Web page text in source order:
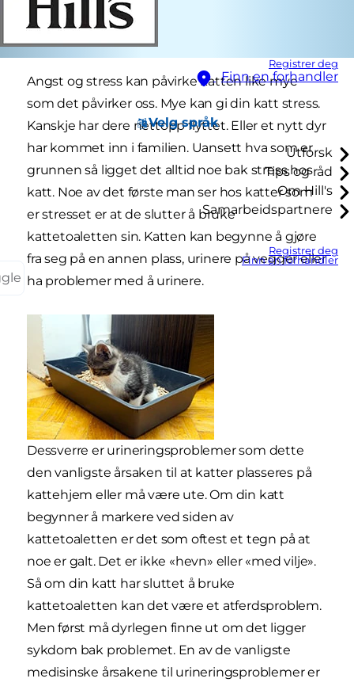
Registrer deg
Finn en forhandler
Velg språk
Utforsk
Tips og råd
Om Hill's
Samarbeidspartnere
Registrer deg
Finn en forhandler
Angst og stress kan påvirke katten like mye
som det påvirker oss. Mye kan gi din katt stress.
Kanskje har dere nettopp flyttet. Eller et nytt dyr
har kommet inn i familien. Uansett hva som er
grunnen så ligget det alltid noe bak stress hos
katt. Noe av det første man ser hos katter som
er stresset er at de slutter å bruke
kattetoaletten sin. Katten kan begynne å gjøre
fra seg på en annen plass, urinere på vegger eller
ha problemer med å urinere.
Dessverre er urineringsproblemer som dette
den vanligste årsaken til at katter plasseres på
kattehjem eller må være ute. Om din katt
begynner å markere ved siden av
kattetoaletten er det som oftest et tegn på at
noe er galt. Det er ikke «hevn» eller «med vilje».
Så om din katt har sluttet å bruke
kattetoaletten kan det være et atferdsproblem.
Men først må dyrlegen finne ut om det ligger
sykdom bak problemet. En av de vanligste
medisinske årsakene til urineringsproblemer er